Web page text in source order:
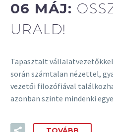
06 MÁJ:
URALD!
Tapasztalt
során számtalan nézettel,
vezetői filozófiával
azonban szinte mindenki